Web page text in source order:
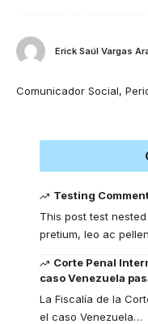
Erick Saúl Vargas
Comunicador Social,
Testing
This post test
pretium, leo ac
Corte Penal
caso Venezuela
La Fiscalía de la
el caso Venezuela…